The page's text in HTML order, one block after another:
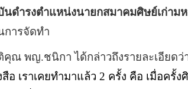
นดำรงตำแหน่งนายกสมาคมศิษย์เก่าม
การจัดทำ
คุณ พญ.ชนิกา ได้กล่าวถึงรายละเอียดว่
เราเคยทำมาแล้ว 2 ครั้ง คือ เมื่อครั้ง